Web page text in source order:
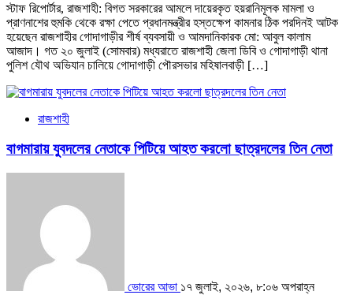
স্টাফ রিপোর্টার, রাজশাহী: বিগত সরকারের আমলে দায়েরকৃত হয়রানিমূলক মামলা ও
প্রাণনাশের হুমকি থেকে রক্ষা পেতে প্রধানমন্ত্রীর হস্তক্ষেপ কামনার ঠিক পরদিনই আটক
হয়েছেন রাজশাহীর গোদাগাড়ীর শীর্ষ ব্যবসায়ী ও আমদানিকারক মো: আবুল কালাম
আজাদ। ​গত ২০ জুলাই (সোমবার) মধ্যরাতে রাজশাহী জেলা ডিবি ও গোদাগাড়ী থানা
পুলিশ যৌথ অভিযান চালিয়ে গোদাগাড়ী পৌরসভার মহিষালবাড়ী […]
রাজশাহী
বাগমারায় যুবদলের নেতাকে পিটিয়ে আহত করলো ছাত্রদলের তিন নেতা
ভোরের আভা ১৭ জুলাই, ২০২৬, ৮:০৬ অপরাহ্ন